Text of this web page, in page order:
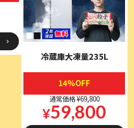
冷蔵庫大凍量235L
14%OFF
通常価格 ¥69,800
¥59,800